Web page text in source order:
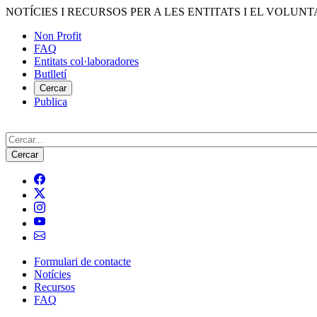
Vés
contingut
NOTÍCIES I RECURSOS PER A LES ENTITATS I EL
Menú
del
compte
d'usuari
Non Profit
FAQ
Entitats col·laboradores
Butlletí
Cercar
Publica
Cerca
Navegació
principal
Formulari de contacte
Notícies
Recursos
FAQ